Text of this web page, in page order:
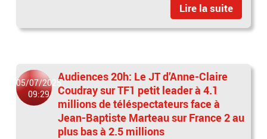
Lire la suite
05/07/2025
09:29
Audiences 20h: Le JT d’Anne-Claire
Coudray sur TF1 petit leader à 4.1
millions de téléspectateurs face à
Jean-Baptiste Marteau sur France 2 au
plus bas à 2.5 millions